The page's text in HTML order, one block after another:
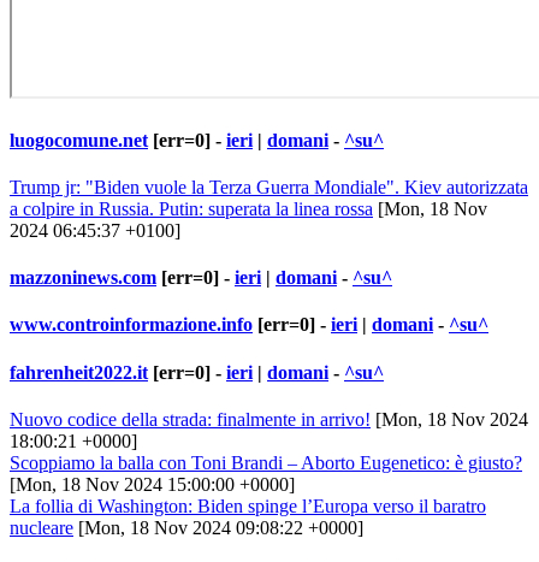
luogocomune.net [err=0] - ieri | domani - ^su^
Trump jr: "Biden vuole la Terza Guerra Mondiale". Kiev autorizzata
a colpire in Russia. Putin: superata la linea rossa [Mon, 18 Nov
2024 06:45:37 +0100]
mazzoninews.com [err=0] - ieri | domani - ^su^
www.controinformazione.info [err=0] - ieri | domani - ^su^
fahrenheit2022.it [err=0] - ieri | domani - ^su^
Nuovo codice della strada: finalmente in arrivo! [Mon, 18 Nov 2024
18:00:21 +0000]
Scoppiamo la balla con Toni Brandi – Aborto Eugenetico: è giusto?
[Mon, 18 Nov 2024 15:00:00 +0000]
La follia di Washington: Biden spinge l’Europa verso il baratro
nucleare [Mon, 18 Nov 2024 09:08:22 +0000]